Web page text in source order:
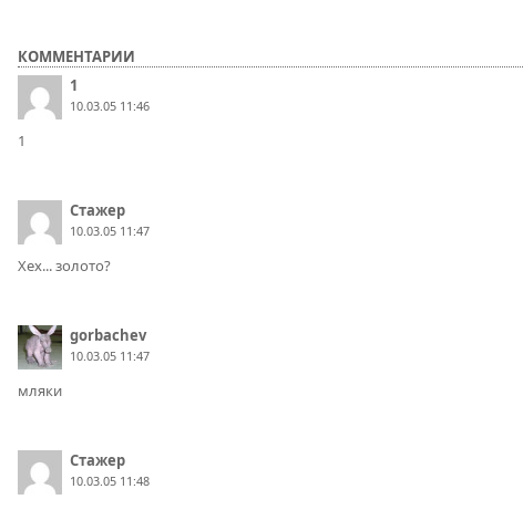
КОММЕНТАРИИ
1
10.03.05 11:46
1
Стажер
10.03.05 11:47
Хех... золото?
gorbachev
10.03.05 11:47
мляки
Стажер
10.03.05 11:48